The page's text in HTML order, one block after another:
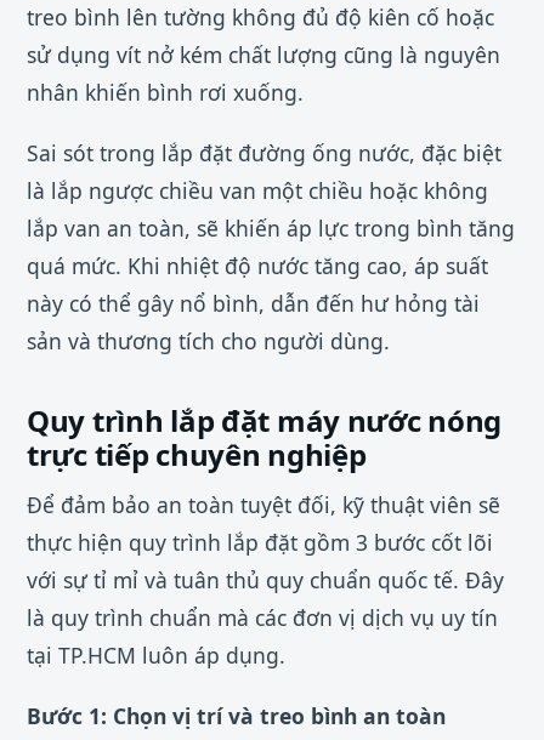
treo bình lên tường không đủ độ kiên cố hoặc
sử dụng vít nở kém chất lượng cũng là nguyên
nhân khiến bình rơi xuống.
Sai sót trong lắp đặt đường ống nước, đặc biệt
là lắp ngược chiều van một chiều hoặc không
lắp van an toàn, sẽ khiến áp lực trong bình tăng
quá mức. Khi nhiệt độ nước tăng cao, áp suất
này có thể gây nổ bình, dẫn đến hư hỏng tài
sản và thương tích cho người dùng.
Quy trình lắp đặt máy nước nóng
trực tiếp chuyên nghiệp
Để đảm bảo an toàn tuyệt đối, kỹ thuật viên sẽ
thực hiện quy trình lắp đặt gồm 3 bước cốt lõi
với sự tỉ mỉ và tuân thủ quy chuẩn quốc tế. Đây
là quy trình chuẩn mà các đơn vị dịch vụ uy tín
tại TP.HCM luôn áp dụng.
Bước 1: Chọn vị trí và treo bình an toàn